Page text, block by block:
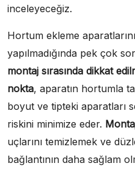
inceleyeceğiz.
Hortum ekleme
yapılmadığında pek çok
montaj sırasında dikkat
nokta, aparatın hortumla
boyut ve tipteki aparatları
riskini minimize eder.
uçlarını temizlemek ve
bağlantının daha sağlam